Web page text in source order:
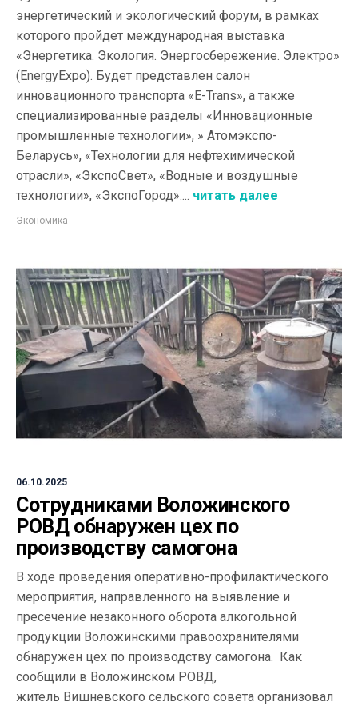
энергетический и экологический форум, в рамках
которого пройдет международная выставка
«Энергетика. Экология. Энергосбережение. Электро»
(EnergyExpo). Будет представлен салон
инновационного транспорта «E-Trans», а также
специализированные разделы «Инновационные
промышленные технологии», » Атомэкспо-
Беларусь», «Технологии для нефтехимической
отрасли», «ЭкспоСвет», «Водные и воздушные
технологии», «ЭкспоГород».... читать далее
Экономика
06.10.2025
Сотрудниками Воложинского
РОВД обнаружен цех по
производству самогона
В ходе проведения оперативно-профилактического
мероприятия, направленного на выявление и
пресечение незаконного оборота алкогольной
продукции Воложинскими правоохранителями
обнаружен цех по производству самогона. Как
сообщили в Воложинском РОВД,
житель Вишневского сельского совета организовал